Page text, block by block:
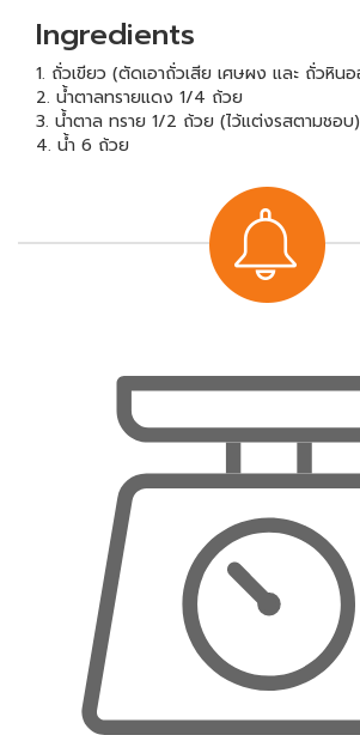
Ingredients
1. ถั่วเขียว (ตัดเอาถั่วเสีย เศษผง และ ถั่วหิ
2. น้ำตาลทรายแดง 1/4 ถ้วย
3. น้ำตาล ทราย 1/2 ถ้วย (ไว้แต่งรสตามชอบ)
4. น้ำ 6 ถ้วย